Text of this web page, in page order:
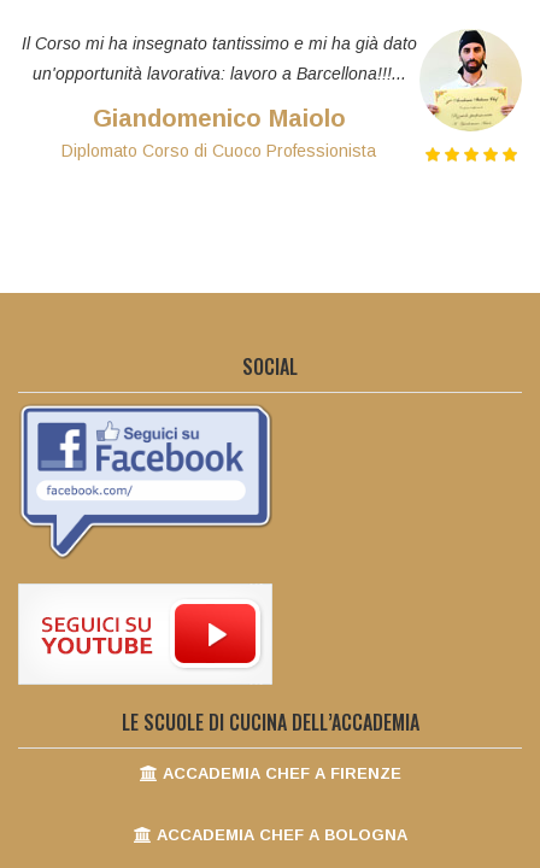
Il Corso mi ha insegnato tantissimo e mi ha già dato
un'opportunità lavorativa: lavoro a Barcellona!!!...
Giandomenico Maiolo
Diplomato Corso di Cuoco Professionista
SOCIAL
LE SCUOLE DI CUCINA DELL’ACCADEMIA
ACCADEMIA CHEF A FIRENZE
ACCADEMIA CHEF A BOLOGNA